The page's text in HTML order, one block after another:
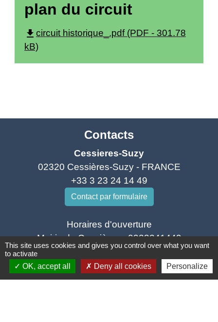
plan du circuit
file_download circuit historique_.pdf (PDF - 301.78
kB)
Contacts
Cessieres-Suzy
02320 Cessières-Suzy - FRANCE
+33 3 23 24 14 49
Contact par formulaire
Horaires d'ouverture
Mairie de Cessières - 0323241449
mardi 10h-12h et de 13h30-15h45
mercredi 13h30-18h
vendredi 10h-12h et de 13h30-18h
This site uses cookies and gives you control over what you want
to activate
OK, accept all
Deny all cookies Personalize